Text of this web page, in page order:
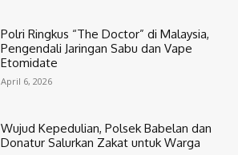
Polri Ringkus “The Doctor” di Malaysia,
Pengendali Jaringan Sabu dan Vape
Etomidate
April 6, 2026
Wujud Kepedulian, Polsek Babelan dan
Donatur Salurkan Zakat untuk Warga